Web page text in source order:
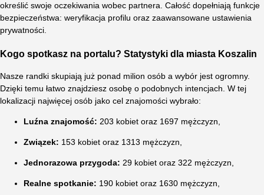
określić swoje oczekiwania wobec partnera. Całość dopełniają funkcje
bezpieczeństwa: weryfikacja profilu oraz zaawansowane ustawienia
prywatności.
Kogo spotkasz na portalu? Statystyki dla miasta Koszalin
Nasze randki skupiają już ponad milion osób a wybór jest ogromny.
Dzięki temu łatwo znajdziesz osobę o podobnych intencjach. W tej
lokalizacji najwięcej osób jako cel znajomości wybrało:
Luźna znajomość: 203 kobiet oraz 1697 mężczyzn,
Związek: 153 kobiet oraz 1313 mężczyzn,
Jednorazowa przygoda: 29 kobiet oraz 322 mężczyzn,
Realne spotkanie: 190 kobiet oraz 1630 mężczyzn,